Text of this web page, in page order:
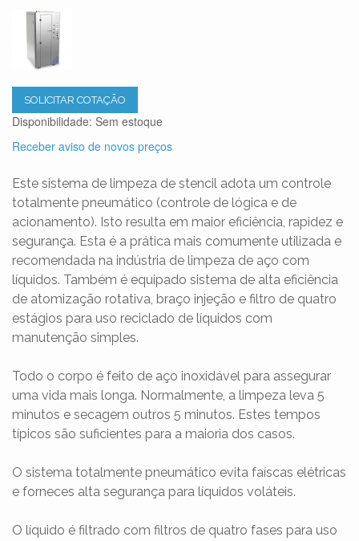
SOLICITAR COTAÇÃO
Disponibilidade: Sem estoque
Receber aviso de novos preços
Este sistema de limpeza de stencil adota um controle
totalmente pneumático (controle de lógica e de
acionamento). Isto resulta em maior eficiência, rapidez e
segurança. Esta é a prática mais comumente utilizada e
recomendada na indústria de limpeza de aço com
líquidos. Também é equipado sistema de alta eficiência
de atomização rotativa, braço injeção e filtro de quatro
estágios para uso reciclado de líquidos com
manutenção simples.
Todo o corpo é feito de aço inoxidável para assegurar
uma vida mais longa. Normalmente, a limpeza leva 5
minutos e secagem outros 5 minutos. Estes tempos
típicos são suficientes para a maioria dos casos.
O sistema totalmente pneumático evita faíscas elétricas
e forneces alta segurança para líquidos voláteis.
O líquido é filtrado com filtros de quatro fases para uso